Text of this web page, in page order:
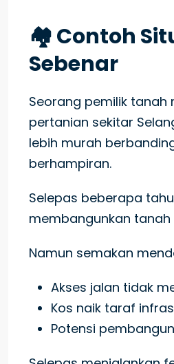
🏘️ Contoh
Sebenar
Seorang pemilik tanah
pertanian sekitar
lebih murah
berhampiran.
Selepas beberapa
membangunkan tanah
Namun semakan
Akses jalan tidak
Kos naik taraf
Potensi